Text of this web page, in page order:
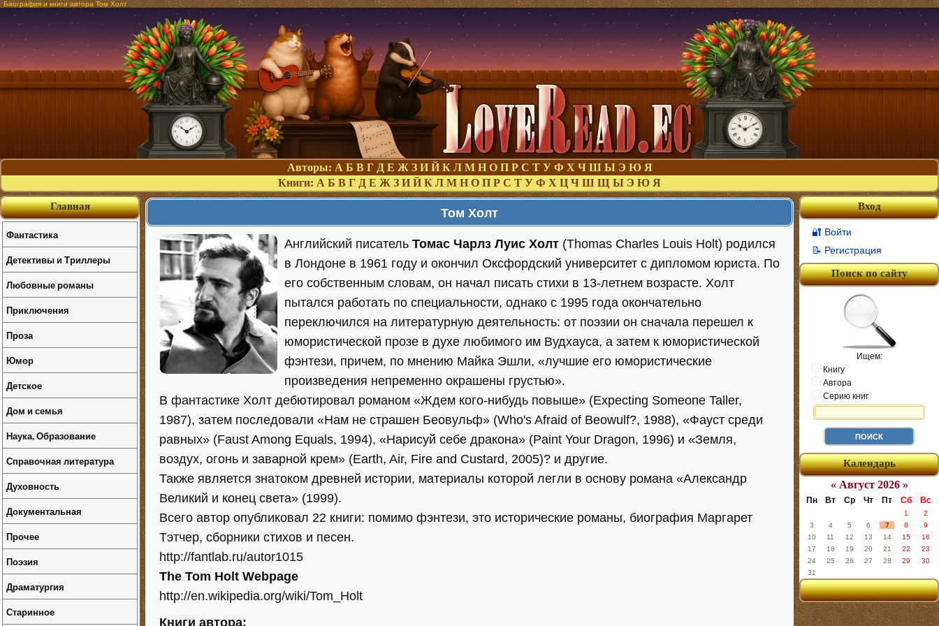
Биография и книги автора Том Холт
Авторы: А Б В Г Д Е Ж З И Й К Л М Н О П Р С Т У Ф Х Ч Ш Ы Э Ю Я
Книги: А Б В Г Д Е Ж З И Й К Л М Н О П Р С Т У Ф Х Ц Ч Ш Щ Ы Э Ю Я
Том Холт
Английский писатель Томас Чарлз Луис Холт (Thomas Charles Louis Holt) родился
в Лондоне в 1961 году и окончил Оксфордский университет с дипломом юриста. По
его собственным словам, он начал писать стихи в 13-летнем возрасте. Холт
пытался работать по специальности, однако с 1995 года окончательно
переключился на литературную деятельность: от поэзии он сначала перешел к
юмористической прозе в духе любимого им Вудхауса, а затем к юмористической
фэнтези, причем, по мнению Майка Эшли, «лучшие его юмористические
произведения непременно окрашены грустью».
В фантастике Холт дебютировал романом «Ждем кого-нибудь повыше» (Expecting Someone Taller,
1987), затем последовали «Нам не страшен Беовульф» (Who's Afraid of Beowulf?, 1988), «Фауст среди
равных» (Faust Among Equals, 1994), «Нарисуй себе дракона» (Paint Your Dragon, 1996) и «Земля,
воздух, огонь и заварной крем» (Earth, Air, Fire and Custard, 2005)? и другие.
Также является знатоком древней истории, материалы которой легли в основу романа «Александр
Великий и конец света» (1999).
Всего автор опубликовал 22 книги: помимо фэнтези, это исторические романы, биография Маргарет
Тэтчер, сборники стихов и песен.
http://fantlab.ru/autor1015
The Tom Holt Webpage
http://en.wikipedia.org/wiki/Tom_Holt
Книги автора:
Вход
🔐 Войти
📝 Регистрация
Поиск по сайту
Ищем:
Книгу
Автора
Серию книг
Календарь
« Август 2026 »
Пн Вт Ср Чт Пт Сб Вс
1
2
3
4 5 6 7 8
9
10
11 12 13 14 15
16
17
18 19 20 21 22
23
24
25 26 27 28 29
30
31
Главная
Фантастика
Детективы и Триллеры
Любовные романы
Приключения
Проза
Юмор
Детское
Дом и семья
Наука, Образование
Справочная литература
Духовность
Документальная
Прочее
Поэзия
Драматургия
Старинное